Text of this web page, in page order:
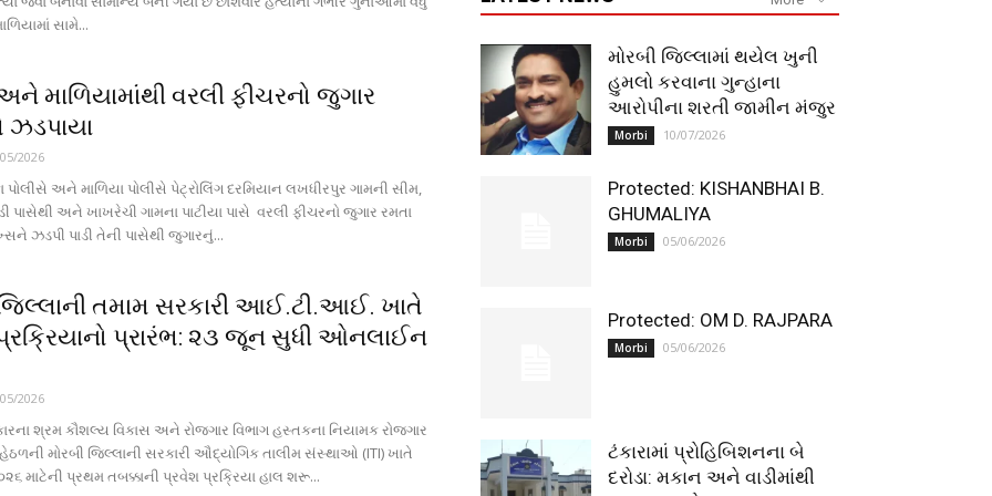
સામે...
માળિયામાંથી વરલી ફીચરનો જુગાર
ઝડપાયા
2026
પોલીસે અને માળિયા પોલીસે પેટ્રોલિંગ દરમિયાન લખધીરપુર ગામની સીમ,
પાસેથી અને ખાખરેચી ગામના પાટીયા પાસે વરલી ફીચરનો જુગાર રમતા
ઝડપી પાડી તેની પાસેથી જુગારનું...
તમામ સરકારી આઈ.ટી.આઈ. ખાતે
પ્રારંભ: ૨૩ જૂન સુધી ઓનલાઈન
2026
શ્રમ કૌશલ્ય વિકાસ અને રોજગાર વિભાગ હસ્તકના નિયામક રોજગાર
મોરબી જિલ્લાની સરકારી ઔદ્યોગિક તાલીમ સંસ્થાઓ (ITI) ખાતે
માટેની પ્રથમ તબક્કાની પ્રવેશ પ્રક્રિયા હાલ શરૂ...
મોરબી જિલ્લામાં થયેલ ખુની
હુમલો કરવાના ગુન્હાના
આરોપીના શરતી જામીન મંજુર
Morbi 10/07/2026
Protected: KISHANBHAI B.
GHUMALIYA
Morbi 05/06/2026
Protected: OM D. RAJPARA
Morbi 05/06/2026
ટંકારામાં પ્રોહિબિશનના બે
દરોડા: મકાન અને વાડીમાંથી